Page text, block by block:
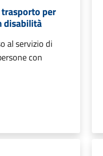
per
disabilità
al servizio di
con